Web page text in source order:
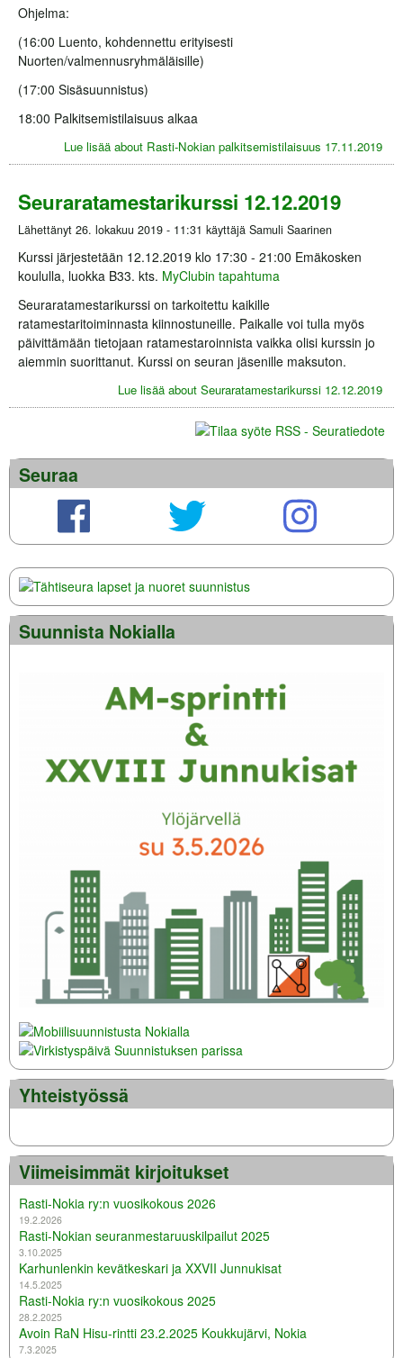
Ohjelma:
(16:00 Luento, kohdennettu erityisesti
Nuorten/valmennusryhmäläisille)
(17:00 Sisäsuunnistus)
18:00 Palkitsemistilaisuus alkaa
Lue lisääabout Rasti-Nokian palkitsemistilaisuus 17.11.2019
Seuraratamestarikurssi 12.12.2019
Lähettänyt 26. lokakuu 2019 - 11:31 käyttäjä Samuli Saarinen
Kurssi järjestetään 12.12.2019 klo 17:30 - 21:00 Emäkosken
koululla, luokka B33. kts. MyClubin tapahtuma
Seuraratamestarikurssi on tarkoitettu kaikille
ratamestaritoiminnasta kiinnostuneille. Paikalle voi tulla myös
päivittämään tietojaan ratamestaroinnista vaikka olisi kurssin jo
aiemmin suorittanut. Kurssi on seuran jäsenille maksuton.
Lue lisääabout Seuraratamestarikurssi 12.12.2019
Seuraa
Suunnista Nokialla
Yhteistyössä
Viimeisimmät kirjoitukset
Rasti-Nokia ry:n vuosikokous 2026
19.2.2026
Rasti-Nokian seuranmestaruuskilpailut 2025
3.10.2025
Karhunlenkin kevätkeskari ja XXVII Junnukisat
14.5.2025
Rasti-Nokia ry:n vuosikokous 2025
28.2.2025
Avoin RaN Hisu-rintti 23.2.2025 Koukkujärvi, Nokia
7.3.2025